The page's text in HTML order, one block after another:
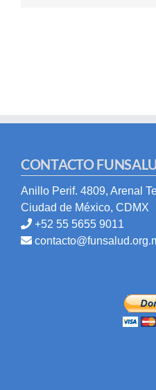
CONTACTO
Anillo Perif. 4809, Arenal
Ciudad de México, CDMX
+52 55 5655 9011